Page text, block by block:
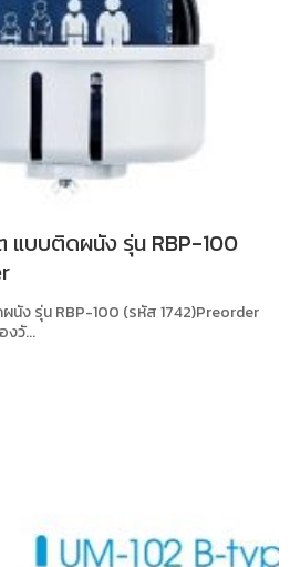
แบบติดผนัง รุ่น RBP-100
นัง รุ่น RBP-100 (รหัส 1742)Preorder
งวั...